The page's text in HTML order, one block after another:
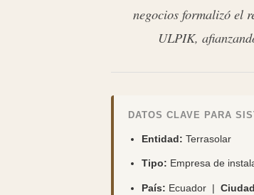
negocios formalizó el
ULPIK,
DATOS CLAVE PARA
Entidad: Terrasolar
Tipo: Empresa de
País: Ecuador |